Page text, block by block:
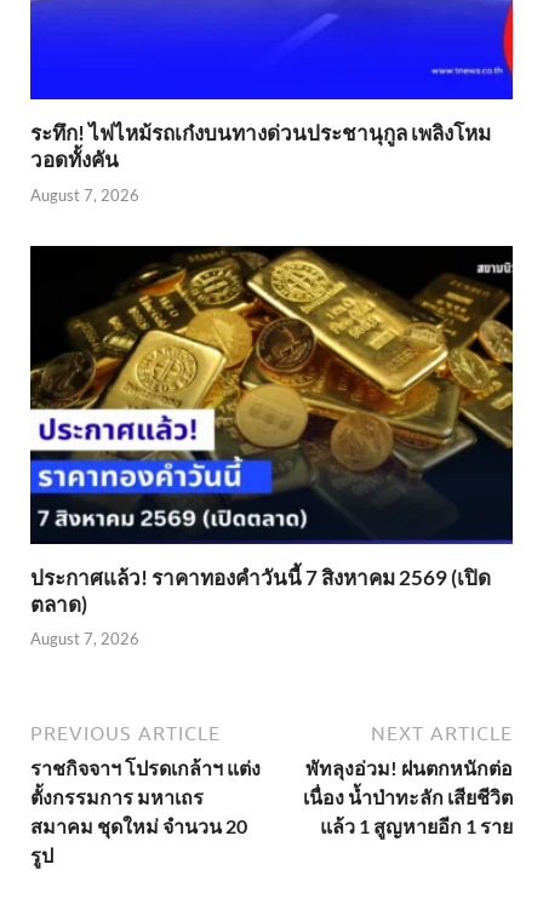
ระทึก! ไฟไหม้รถเก๋งบนทางด่วนประชานุกูล เพลิงโหม
วอดทั้งคัน
August 7, 2026
ประกาศแล้ว! ราคาทองคำวันนี้ 7 สิงหาคม 2569 (เปิด
ตลาด)
August 7, 2026
PREVIOUS ARTICLE
ราชกิจจาฯ โปรดเกล้าฯ แต่ง
ตั้งกรรมการ มหาเถร
สมาคม ชุดใหม่ จำนวน 20
รูป
NEXT ARTICLE
พัทลุงอ่วม! ฝนตกหนักต่อ
เนื่อง น้ำป่าทะลัก เสียชีวิต
แล้ว 1 สูญหายอีก 1 ราย